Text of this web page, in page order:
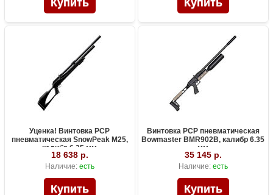
Уценка! Винтовка PCP
пневматическая SnowPeak M25,
калибр 6.35 мм
18 638 р.
Наличие: есть
Винтовка PCP пневматическая
Bowmaster BMR902B, калибр 6.35
мм
35 145 р.
Наличие: есть